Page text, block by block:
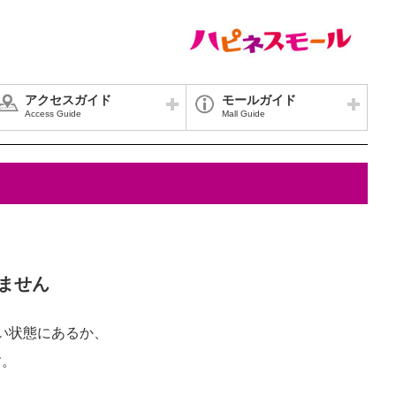
アクセスガイド
Access Guide
モールガイド
Mall Guide
せん
態にあるか、